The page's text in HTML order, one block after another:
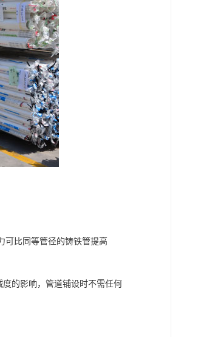
可比同等管径的铸铁管提高
的影响，管道铺设时不需任何